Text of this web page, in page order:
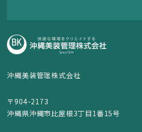
沖縄美装管理株式会社
〒904-2173
沖縄県沖縄市比屋根3丁目1番15号